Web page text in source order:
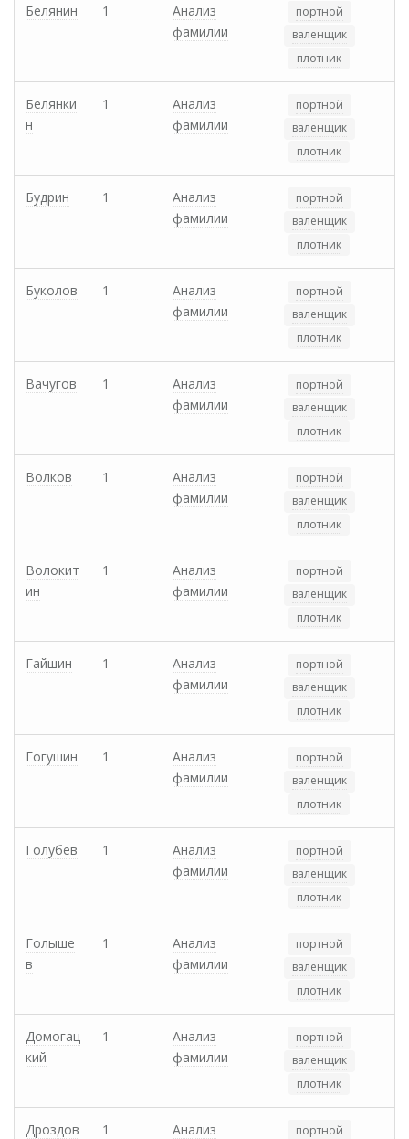
Белянин 1
Анализ
фамилии
портной
валенщик
плотник
Белянки
н
1
Анализ
фамилии
портной
валенщик
плотник
Будрин 1
Анализ
фамилии
портной
валенщик
плотник
Буколов 1
Анализ
фамилии
портной
валенщик
плотник
Вачугов 1
Анализ
фамилии
портной
валенщик
плотник
Волков 1
Анализ
фамилии
портной
валенщик
плотник
Волокит
ин
1
Анализ
фамилии
портной
валенщик
плотник
Гайшин 1
Анализ
фамилии
портной
валенщик
плотник
Гогушин 1
Анализ
фамилии
портной
валенщик
плотник
Голубев 1
Анализ
фамилии
портной
валенщик
плотник
Голыше
в
1
Анализ
фамилии
портной
валенщик
плотник
Домогац
кий
1
Анализ
фамилии
портной
валенщик
плотник
Дроздов 1
Анализ
портной